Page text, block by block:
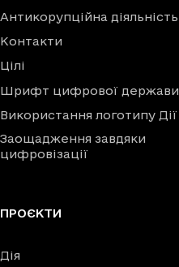
Антикорупційна діяльність
Контакти
Цілі
Шрифт цифрової держави
Використання логотипу Дії
Заощадження завдяки
цифровізації
ПРОЄКТИ
Дія